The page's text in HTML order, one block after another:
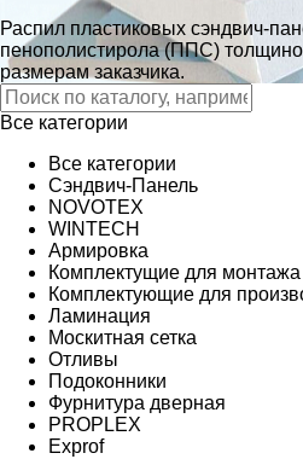
Распил пластиковых сэндвич-
пенополистирола (ППС)
размерам заказчика.
Все категории
Все категории
Сэндвич-Панель
NOVOTEX
WINTECH
Армировка
Комплектущие для монтажа
Комплектующие для
Ламинация
Москитная сетка
Отливы
Подоконники
Фурнитура дверная
PROPLEX
Exprof